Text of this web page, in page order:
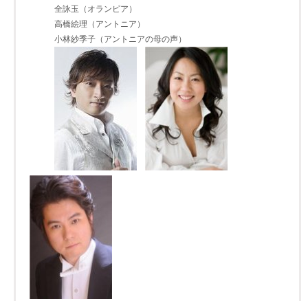
全詠玉（オランピア）
高橋絵理（アントニア）
小林紗季子（アントニアの母の声）